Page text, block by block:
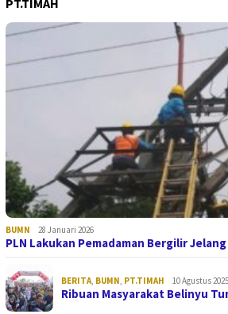
BUMN 28 Januari 2026
PLN Lakukan Pemadaman Bergilir
BERITA BUMN PT.TIMAH 10 Agustus 2025
Ribuan Masyarakat Belinyu